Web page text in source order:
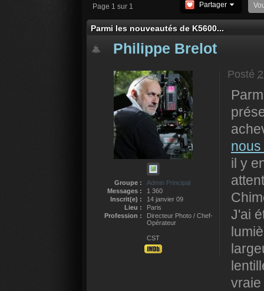
Page 1 sur 1 Partager
Parmi les nouveautés de K5600...
Philippe Brelot
Groupe :
Admin Principal
Messages :
1 360
Inscrit(e) :
14 janvier 09
Lieu :
Paris
Profession :
Directeur Photo / Chef-
Opérateur
CST
Posté
il y
J'ai